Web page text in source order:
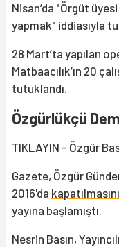
Nisan’da "Örgüt
yapmak" iddiasıyla
28 Mart’ta yapılan
Matbaacılık’ın 20
tutuklandı.
Özgürlükçü
TIKLAYIN - Özgür
Gazete, Özgür
2016'da
yayına başlamıştı.
Nesrin Basın,